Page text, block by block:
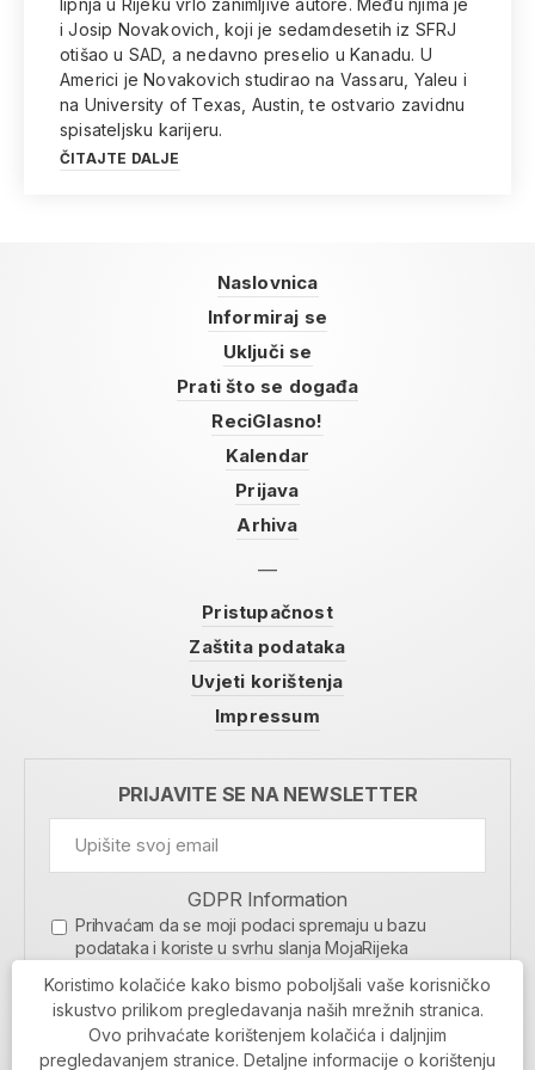
lipnja u Rijeku vrlo zanimljive autore. Među njima je
i Josip Novakovich, koji je sedamdesetih iz SFRJ
otišao u SAD, a nedavno preselio u Kanadu. U
Americi je Novakovich studirao na Vassaru, Yaleu i
na University of Texas, Austin, te ostvario zavidnu
spisateljsku karijeru.
ČITAJTE DALJE
Naslovnica
Informiraj se
Uključi se
Prati što se događa
ReciGlasno!
Kalendar
Prijava
Arhiva
Pristupačnost
Zaštita podataka
Uvjeti korištenja
Impressum
PRIJAVITE SE NA NEWSLETTER
GDPR Information
Prihvaćam da se moji podaci spremaju u bazu
podataka i koriste u svrhu slanja MojaRijeka
MOJARIJEKA NEWSLETTER
PRIJAVI SE
Koristimo kolačiće kako bismo poboljšali vaše korisničko
iskustvo prilikom pregledavanja naših mrežnih stranica.
Ovo prihvaćate korištenjem kolačića i daljnjim
pregledavanjem stranice. Detaljne informacije o korištenju